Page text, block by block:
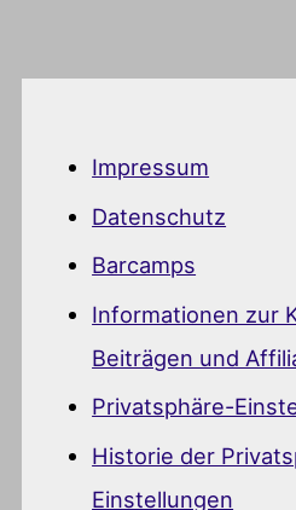
Impressum
Datenschutz
Barcamps
Informationen zur
Beiträgen und
Privatsphäre-
Historie der
Einstellungen